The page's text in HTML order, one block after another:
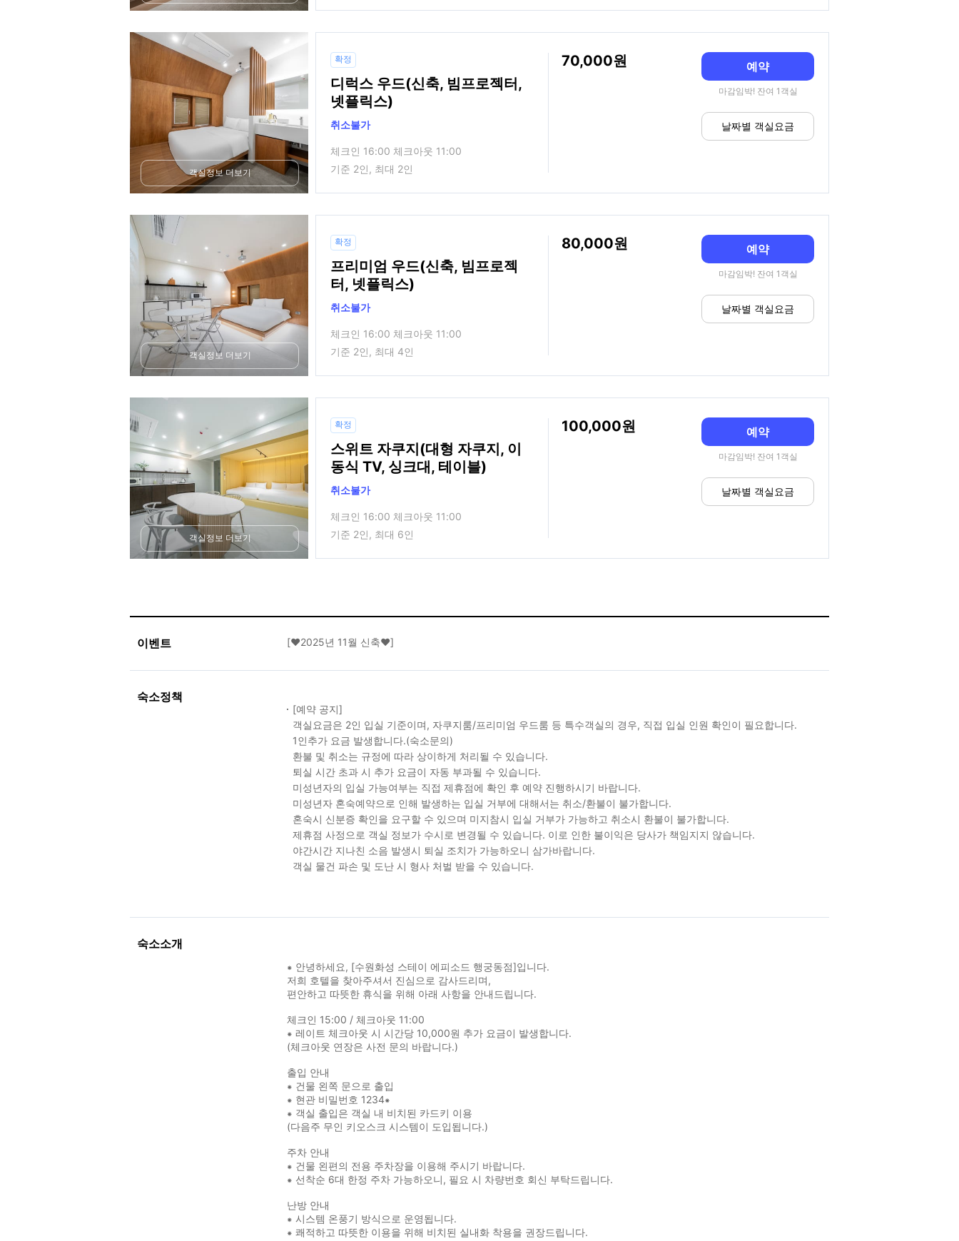
객실정보 더보기
확정
디럭스 우드(신축, 빔프로젝터,
넷플릭스)
취소불가
체크인 16:00 체크아웃 11:00
기준 2인, 최대 2인
70,000 예약
마감임박! 잔여 1객실
날짜별 객실요금
객실정보 더보기
확정
프리미엄 우드(신축, 빔프로젝
터, 넷플릭스)
취소불가
체크인 16:00 체크아웃 11:00
기준 2인, 최대 4인
80,000 예약
마감임박! 잔여 1객실
날짜별 객실요금
객실정보 더보기
확정
스위트 자쿠지(대형 자쿠지, 이
동식 TV, 싱크대, 테이블)
취소불가
체크인 16:00 체크아웃 11:00
기준 2인, 최대 6인
100,000 예약
마감임박! 잔여 1객실
날짜별 객실요금
이벤트 [❤️2025년 11월 신축❤️]
숙소정책
[예약 공지]
객실요금은 2인 입실 기준이며, 자쿠지룸/프리미엄 우드룸 등 특수객실의 경우, 직접 입실 인원 확인이 필요합니다.
1인추가 요금 발생합니다.(숙소문의)
환불 및 취소는 규정에 따라 상이하게 처리될 수 있습니다.
퇴실 시간 초과 시 추가 요금이 자동 부과될 수 있습니다.
미성년자의 입실 가능여부는 직접 제휴점에 확인 후 예약 진행하시기 바랍니다.
미성년자 혼숙예약으로 인해 발생하는 입실 거부에 대해서는 취소/환불이 불가합니다.
혼숙시 신분증 확인을 요구할 수 있으며 미지참시 입실 거부가 가능하고 취소시 환불이 불가합니다.
제휴점 사정으로 객실 정보가 수시로 변경될 수 있습니다. 이로 인한 불이익은 당사가 책임지지 않습니다.
야간시간 지나친 소음 발생시 퇴실 조치가 가능하오니 삼가바랍니다.
객실 물건 파손 및 도난 시 형사 처벌 받을 수 있습니다.
숙소소개
⁕ 안녕하세요, [수원화성 스테이 에피소드 행궁동점]입니다.
저희 호텔을 찾아주셔서 진심으로 감사드리며,
편안하고 따뜻한 휴식을 위해 아래 사항을 안내드립니다.
체크인 15:00 / 체크아웃 11:00
⁕ 레이트 체크아웃 시 시간당 10,000원 추가 요금이 발생합니다.
(체크아웃 연장은 사전 문의 바랍니다.)
출입 안내
⁕ 건물 왼쪽 문으로 출입
⁕ 현관 비밀번호 1234⁕
⁕ 객실 출입은 객실 내 비치된 카드키 이용
(다음주 무인 키오스크 시스템이 도입됩니다.)
주차 안내
⁕ 건물 왼편의 전용 주차장을 이용해 주시기 바랍니다.
⁕ 선착순 6대 한정 주차 가능하오니, 필요 시 차량번호 회신 부탁드립니다.
난방 안내
⁕ 시스템 온풍기 방식으로 운영됩니다.
⁕ 쾌적하고 따뜻한 이용을 위해 비치된 실내화 착용을 권장드립니다.